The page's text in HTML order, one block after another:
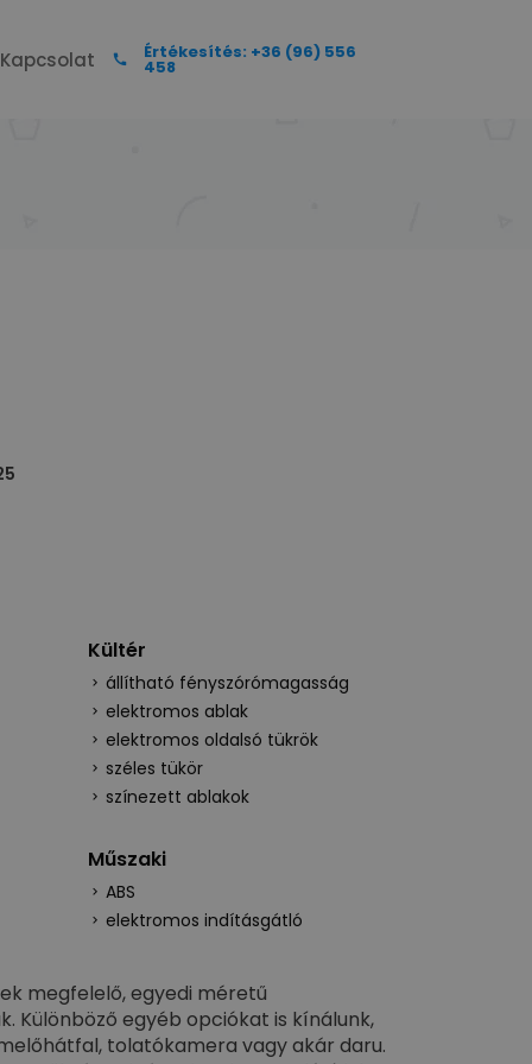
Kapcsolat Értékesítés: +36 (96) 556
458
Kültér
állítható fényszórómagasság
elektromos ablak
elektromos oldalsó tükrök
széles tükör
színezett ablakok
Műszaki
ABS
elektromos indításgátló
megfelelő, egyedi méretű
Különböző egyéb opciókat is kínálunk,
tolatókamera vagy akár daru.